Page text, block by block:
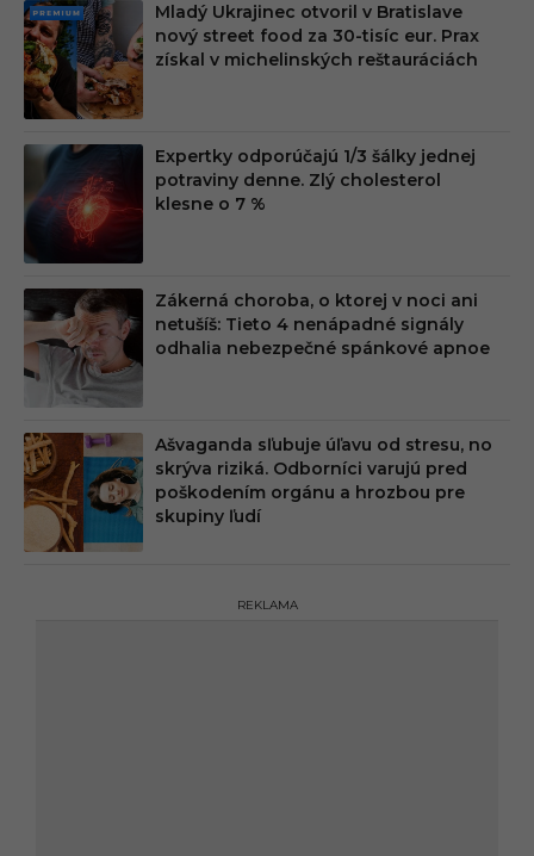
PRE
MIU
M
Mladý Ukrajinec otvoril v Bratislave
nový street food za 30-tisíc eur. Prax
získal v michelinských reštauráciách
Expertky odporúčajú 1/3 šálky jednej
potraviny denne. Zlý cholesterol
klesne o 7 %
Zákerná choroba, o ktorej v noci ani
netušíš: Tieto 4 nenápadné signály
odhalia nebezpečné spánkové apnoe
Ašvaganda sľubuje úľavu od stresu, no
skrýva riziká. Odborníci varujú pred
poškodením orgánu a hrozbou pre
skupiny ľudí
REKLAMA